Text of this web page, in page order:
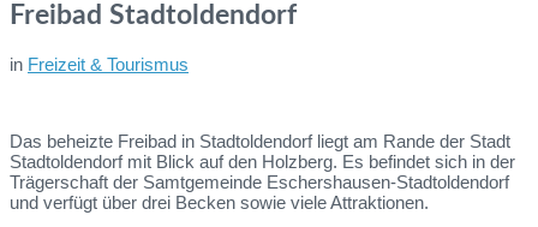
Freibad Stadtoldendorf
in Freizeit & Tourismus
Das beheizte Freibad in Stadtoldendorf liegt am Rande der Stadt
Stadtoldendorf mit Blick auf den Holzberg. Es befindet sich in der
Trägerschaft der Samtgemeinde Eschershausen-Stadtoldendorf
und verfügt über drei Becken sowie viele Attraktionen.